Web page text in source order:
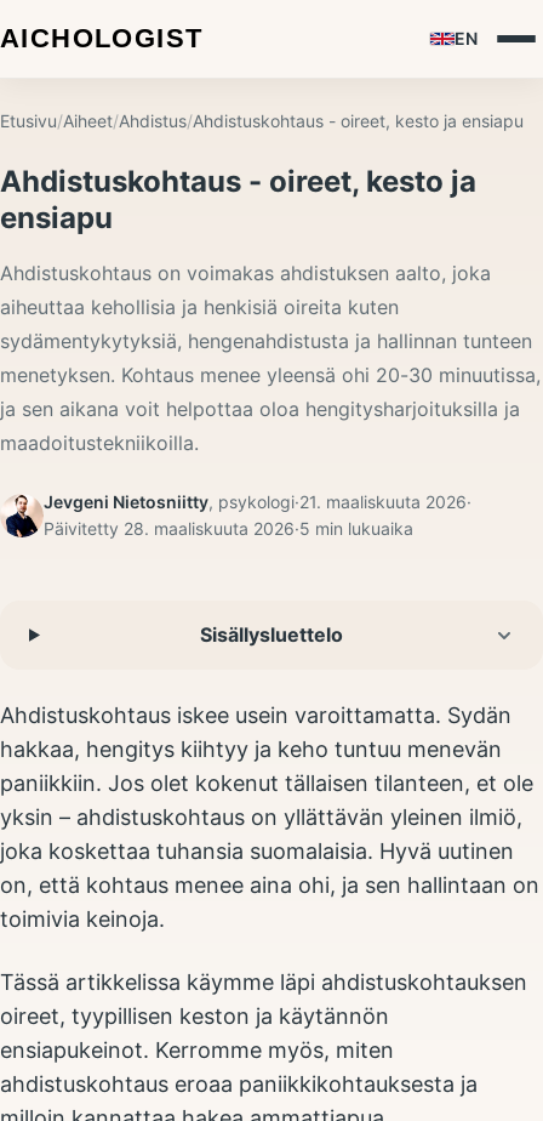
EN
Etusivu/Aiheet/Ahdistus/Ahdistuskohtaus - oireet, kesto ja ensiapu
Ahdistuskohtaus - oireet, kesto ja
ensiapu
Ahdistuskohtaus on voimakas ahdistuksen aalto, joka
aiheuttaa kehollisia ja henkisiä oireita kuten
sydämentykytyksiä, hengenahdistusta ja hallinnan tunteen
menetyksen. Kohtaus menee yleensä ohi 20-30 minuutissa,
ja sen aikana voit helpottaa oloa hengitysharjoituksilla ja
maadoitustekniikoilla.
Jevgeni Nietosniitty, psykologi·21. maaliskuuta 2026·
Päivitetty 28. maaliskuuta 2026·5 min lukuaika
Sisällysluettelo
Ahdistuskohtaus iskee usein varoittamatta. Sydän
hakkaa, hengitys kiihtyy ja keho tuntuu menevän
paniikkiin. Jos olet kokenut tällaisen tilanteen, et ole
yksin – ahdistuskohtaus on yllättävän yleinen ilmiö,
joka koskettaa tuhansia suomalaisia. Hyvä uutinen
on, että kohtaus menee aina ohi, ja sen hallintaan on
toimivia keinoja.
Tässä artikkelissa käymme läpi ahdistuskohtauksen
oireet, tyypillisen keston ja käytännön
ensiapukeinot. Kerromme myös, miten
ahdistuskohtaus eroaa paniikkikohtauksesta ja